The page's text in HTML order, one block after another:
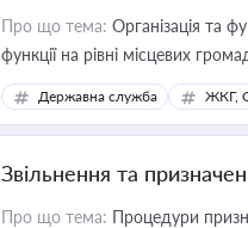
Про що тема: Організація та
функції на рівні місцевих
Державна служба ЖКГ,
Звільнення та
Про що тема: Процедури